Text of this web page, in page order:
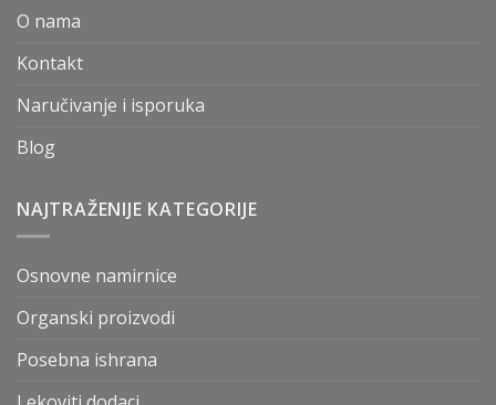
O nama
Kontakt
Naručivanje i isporuka
Blog
NAJTRAŽENIJE KATEGORIJE
Osnovne namirnice
Organski proizvodi
Posebna ishrana